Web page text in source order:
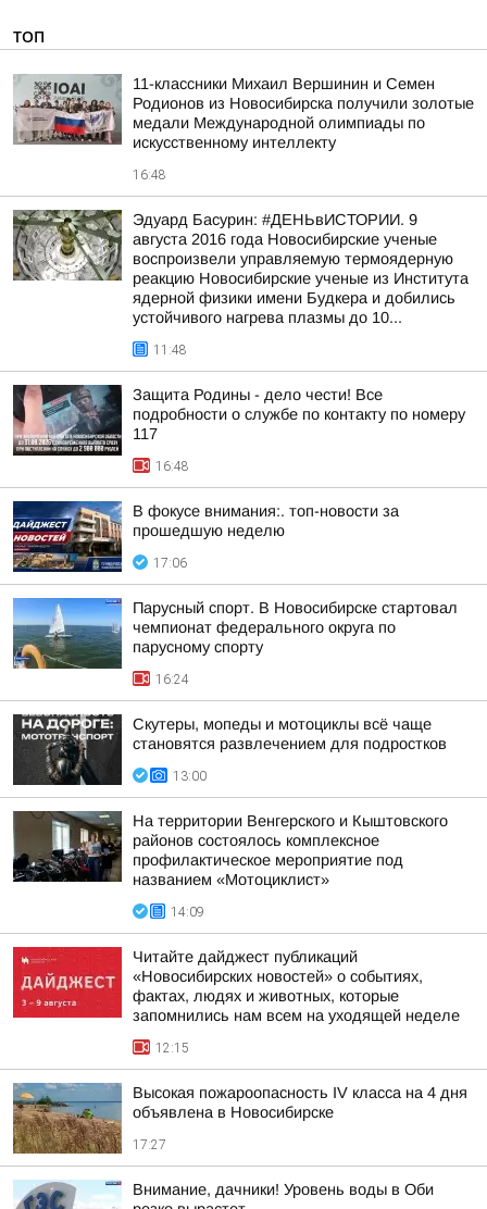
ТОП
11-классники Михаил Вершинин и Семен
Родионов из Новосибирска получили золотые
медали Международной олимпиады по
искусственному интеллекту
16:48
Эдуард Басурин: #ДЕНЬвИСТОРИИ. 9
августа 2016 года Новосибирские ученые
воспроизвели управляемую термоядерную
реакцию Новосибирские ученые из Института
ядерной физики имени Будкера и добились
устойчивого нагрева плазмы до 10...
11:48
Защита Родины - дело чести! Все
подробности о службе по контакту по номеру
117
16:48
В фокусе внимания:. топ-новости за
прошедшую неделю
17:06
Парусный спорт. В Новосибирске стартовал
чемпионат федерального округа по
парусному спорту
16:24
Скутеры, мопеды и мотоциклы всё чаще
становятся развлечением для подростков
13:00
На территории Венгерского и Кыштовского
районов состоялось комплексное
профилактическое мероприятие под
названием «Мотоциклист»
14:09
Читайте дайджест публикаций
«Новосибирских новостей» о событиях,
фактах, людях и животных, которые
запомнились нам всем на уходящей неделе
12:15
Высокая пожароопасность IV класса на 4 дня
объявлена в Новосибирске
17:27
Внимание, дачники! Уровень воды в Оби